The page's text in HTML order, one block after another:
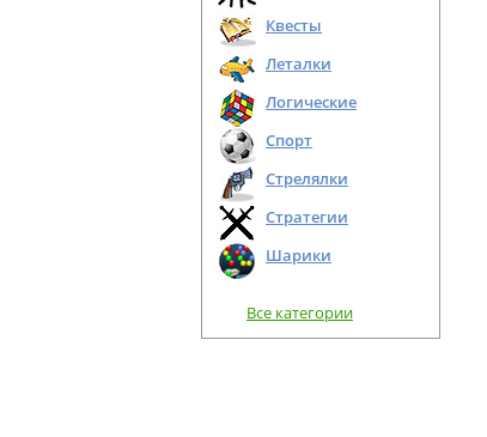
Квесты
Леталки
Логические
Спорт
Стрелялки
Стратегии
Шарики
Все категории